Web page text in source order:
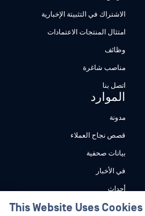
الاشتراك في التثبيتة الإخبارية
امتثال المنتجات الاعتمادات
وظائف
مناصب شاغرة
اتصل بنا
الموارد
مدونة
قصص نجاح العملاء
بيانات صحفية
في الأخبار
أحداث
ندوات عبر الإنترنت
This Website Uses Cookies